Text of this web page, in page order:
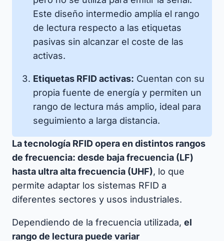
Este diseño intermedio amplía el rango
de lectura respecto a las etiquetas
pasivas sin alcanzar el coste de las
activas.
Etiquetas RFID activas: Cuentan con su
propia fuente de energía y permiten un
rango de lectura más amplio, ideal para
seguimiento a larga distancia.
La tecnología RFID opera en distintos rangos
de frecuencia: desde baja frecuencia (LF)
hasta ultra alta frecuencia (UHF), lo que
permite adaptar los sistemas RFID a
diferentes sectores y usos industriales.
Dependiendo de la frecuencia utilizada, el
rango de lectura puede variar